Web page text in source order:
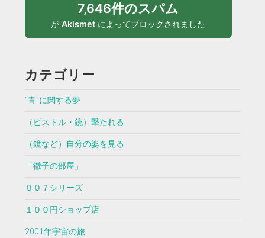
7,646件のスパム
がAkismet によってブロックされました
カテゴリー
”青”に関する夢
（ピストル・銃）撃たれる
（鏡など）自分の姿を見る
「徹子の部屋」
００７シリーズ
１００円ショップ店
2001年宇宙の旅